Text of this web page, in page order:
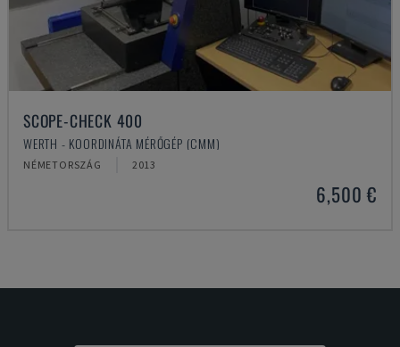
SCOPE-CHECK 400
WERTH - KOORDINÁTA MÉRŐGÉP (CMM)
NÉMETORSZÁG 2013
6,500 €